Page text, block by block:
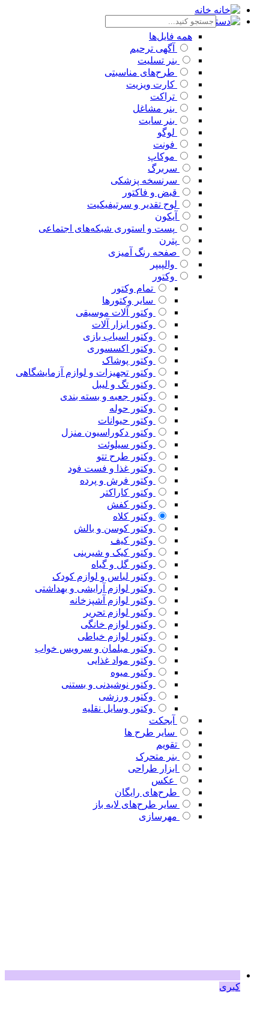
خانه
دسته بندی
همه فایل‌ها
آگهی ترحیم
بنر تسلیت
طرح‌های مناسبتی
کارت ویزیت
تراکت
بنر مشاغل
بنر سایت
لوگو
فونت
موکاپ
سربرگ
سرنسخه پزشکی
قبض و فاکتور
لوح تقدیر و سرتیفیکیت
آیکون
پست و استوری شبکه‌های اجتماعی
پترن
صفحه رنگ آمیزی
والپیپر
وکتور
تمام وکتور
سایر وکتورها
وکتور آلات موسیقی
وکتور ابزار آلات
وکتور اسباب بازی
وکتور اکسسوری
وکتور پوشاک
وکتور تجهیزات و لوازم آزمایشگاهی
وکتور تگ و لیبل
وکتور جعبه و بسته بندی
وکتور حوله
وکتور حیوانات
وکتور دکوراسیون منزل
وکتور سیلوئت
وکتور طرح تتو
وکتور غذا و فست فود
وکتور فرش و پرده
وکتور کاراکتر
وکتور کفش
وکتور کلاه
وکتور کوسن و بالش
وکتور کیف
وکتور کیک و شیرینی
وکتور گل و گیاه
وکتور لباس و لوازم کودک
وکتور لوازم آرایشی و بهداشتی
وکتور لوازم آشپزخانه
وکتور لوازم تحریر
وکتور لوازم خانگی
وکتور لوازم خیاطی
وکتور مبلمان و سرویس خواب
وکتور مواد غذایی
وکتور میوه
وکتور نوشیدنی و بستنی
وکتور ورزشی
وکتور وسایل نقلیه
آبجکت
سایر طرح ها
تقویم
بنر متحرک
ابزار طراحی
عکس
طرح‌های رایگان
سایر طرح‌های لایه باز
مهرسازی
کبری